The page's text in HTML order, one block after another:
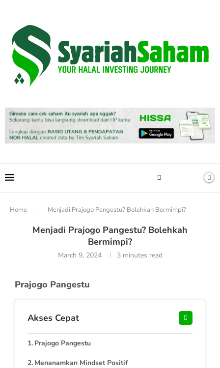
Home - Menjadi Prajogo Pangestu? Bolehkah Bermimpi?
Menjadi Prajogo Pangestu? Bolehkah
Bermimpi?
March 9, 2024 3 minutes read
Prajogo Pangestu
Akses Cepat
Prajogo Pangestu
Menanamkan Mindset Positif